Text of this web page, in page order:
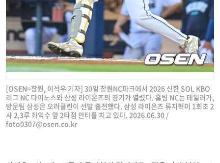
[OSEN=창원, 이석우 기자] 30일 창원NC파크에서 2026 신한 SOL KBO
리그 NC 다이노스와 삼성 라이온즈의 경기가 열렸다. 홈팀 NC는 테일러가,
방문팀 삼성은 오러클린이 선발 출전했다. 삼성 라이온즈 류지혁이 1회초 2
사 2,3루 좌익수 앞 2타점 안타를 치고 있다. 2026.06.30 /
foto0307@osen.co.kr